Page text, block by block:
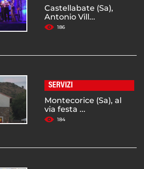
Castellabate (Sa),
Antonio Vill...
186
SERVIZI
Montecorice (Sa), al
via festa ...
184